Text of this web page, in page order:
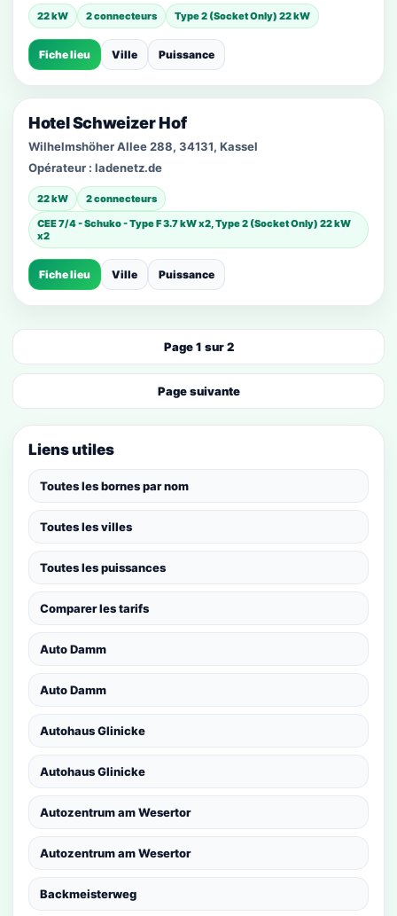
22 kW 2 connecteurs Type 2 (Socket Only) 22 kW
Fiche lieu Ville Puissance
Hotel Schweizer Hof
Wilhelmshöher Allee 288, 34131, Kassel
Opérateur : ladenetz.de
22 kW
2 connecteurs
CEE 7/4 - Schuko - Type F 3.7 kW x2, Type 2 (Socket Only) 22 kW
x2
Fiche lieu Ville Puissance
Page 1 sur 2
Page suivante
Liens utiles
Toutes les bornes par nom
Toutes les villes
Toutes les puissances
Comparer les tarifs
Auto Damm
Auto Damm
Autohaus Glinicke
Autohaus Glinicke
Autozentrum am Wesertor
Autozentrum am Wesertor
Backmeisterweg